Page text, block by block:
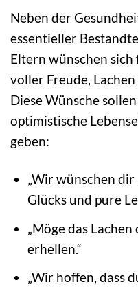
Neben der
essentieller
Eltern wünschen
voller Freude,
Diese Wünsche
optimistische
geben:
„Wir wünschen
Glücks und pure
„Möge das
erhellen.“
„Wir hoffen, dass